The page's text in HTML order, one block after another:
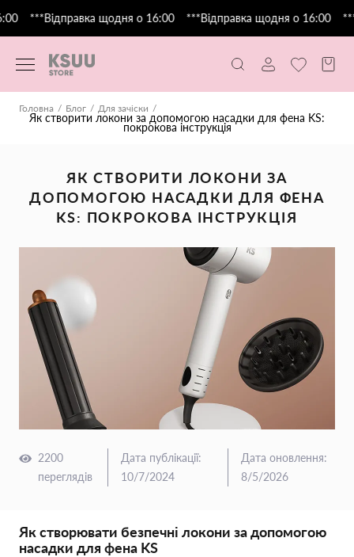
***Відправка щодня о 16:00 ***Відправка щодня о 16:00
Головна Блог Для зачіски
Як створити локони за допомогою насадки для фена KS:
покрокова інструкція
ЯК СТВОРИТИ ЛОКОНИ ЗА
ДОПОМОГОЮ НАСАДКИ ДЛЯ ФЕНА
KS: ПОКРОКОВА ІНСТРУКЦІЯ
2200
переглядів
Дата публікації:
10/7/2024
Дата оновлення:
8/5/2026
Як створювати безпечні локони за допомогою
насадки для фена KS